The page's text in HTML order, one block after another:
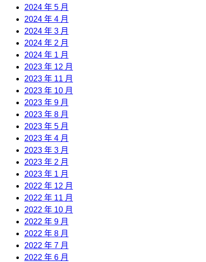
2024 年 5 月
2024 年 4 月
2024 年 3 月
2024 年 2 月
2024 年 1 月
2023 年 12 月
2023 年 11 月
2023 年 10 月
2023 年 9 月
2023 年 8 月
2023 年 5 月
2023 年 4 月
2023 年 3 月
2023 年 2 月
2023 年 1 月
2022 年 12 月
2022 年 11 月
2022 年 10 月
2022 年 9 月
2022 年 8 月
2022 年 7 月
2022 年 6 月